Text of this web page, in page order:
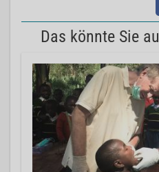
Das könnte Sie